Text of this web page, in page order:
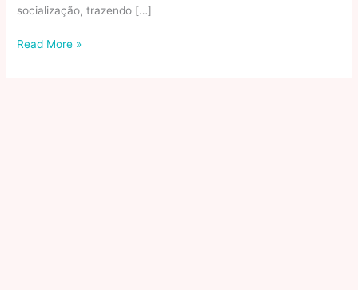
socialização, trazendo […]
Descubra
Read More »